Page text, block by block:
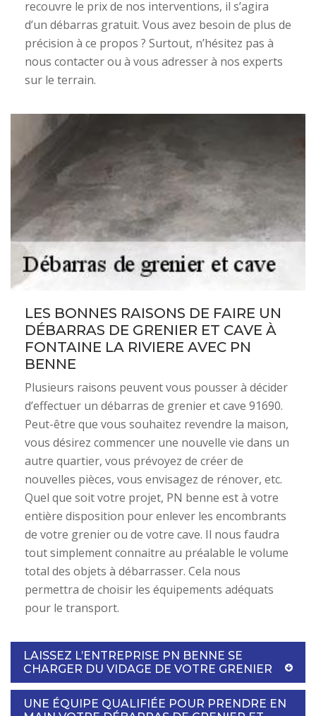
recouvre le prix de nos interventions, il s’agira
d’un débarras gratuit. Vous avez besoin de plus de
précision à ce propos ? Surtout, n’hésitez pas à
nous contacter ou à vous adresser à nos experts
sur le terrain.
LES BONNES RAISONS DE FAIRE UN
DÉBARRAS DE GRENIER ET CAVE À
FONTAINE LA RIVIERE AVEC PN
BENNE
Plusieurs raisons peuvent vous pousser à décider
d’effectuer un débarras de grenier et cave 91690.
Peut-être que vous souhaitez revendre la maison,
vous désirez commencer une nouvelle vie dans un
autre quartier, vous prévoyez de créer de
nouvelles pièces, vous envisagez de rénover, etc.
Quel que soit votre projet, PN benne est à votre
entière disposition pour enlever les encombrants
de votre grenier ou de votre cave. Il nous faudra
tout simplement connaitre au préalable le volume
total des objets à débarrasser. Cela nous
permettra de choisir les équipements adéquats
pour le transport.
LAISSEZ L’ENTREPRISE PN BENNE SE
CHARGER DU VIDAGE DE VOTRE GRENIER
UNE ÉQUIPE QUALIFIÉE POUR PRENDRE EN